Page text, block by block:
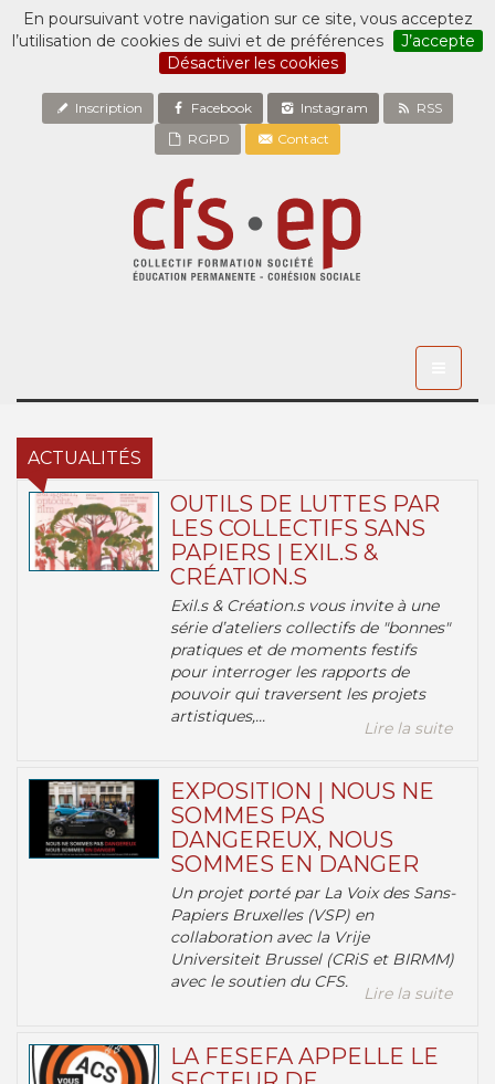
En poursuivant votre navigation sur ce site, vous acceptez
l’utilisation de cookies de suivi et de préférences
J’accepte
Désactiver les cookies
Inscription Facebook Instagram
RSS
RGPD
Contact
ACTUALITÉS
OUTILS DE LUTTES PAR
LES COLLECTIFS SANS
PAPIERS | EXIL.S &
CRÉATION.S
Exil.s & Création.s vous invite à une
série d’ateliers collectifs de "bonnes"
pratiques et de moments festifs
pour interroger les rapports de
pouvoir qui traversent les projets
artistiques,...
Lire la suite
EXPOSITION | NOUS NE
SOMMES PAS
DANGEREUX, NOUS
SOMMES EN DANGER
Un projet porté par La Voix des Sans-
Papiers Bruxelles (VSP) en
collaboration avec la Vrije
Universiteit Brussel (CRiS et BIRMM)
avec le soutien du CFS.
Lire la suite
LA FESEFA APPELLE LE